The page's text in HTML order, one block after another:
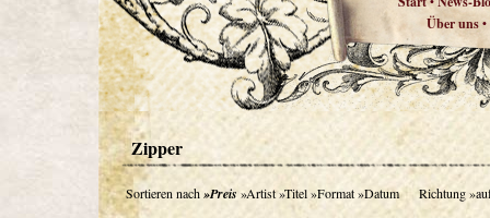
Über uns•
Zipper
Sortieren nach»Preis»Artist»Titel»Format»Datum Richtung